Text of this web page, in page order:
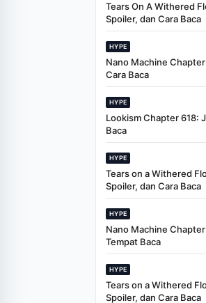
Tears On A Withered
Spoiler, dan Cara Baca
HYPE
Nano Machine
Cara Baca
HYPE
Lookism Chapter 618:
Baca
HYPE
Tears on a Withered
Spoiler, dan Cara Baca
HYPE
Nano Machine
Tempat Baca
HYPE
Tears on a Withered
Spoiler, dan Cara Baca